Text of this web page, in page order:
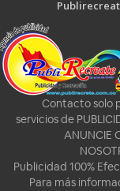
servicios de
Publicidad
Para más